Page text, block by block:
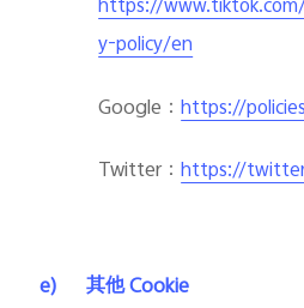
https://
y-policy/en
Google ：https://
Twitter ：https://
e) 其他Cookie